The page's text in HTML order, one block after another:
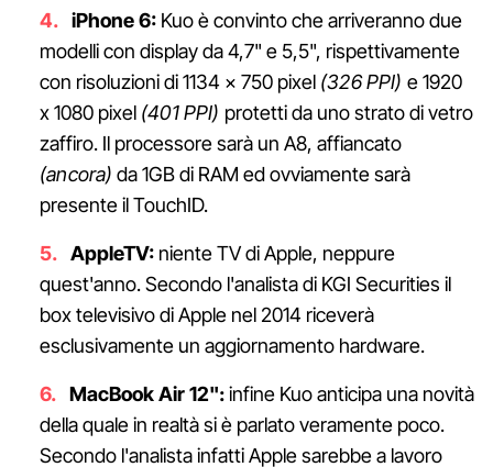
iPhone 6: Kuo è convinto che arriveranno due
modelli con display da 4,7" e 5,5", rispettivamente
con risoluzioni di 1134 x 750 pixel (326 PPI) e 1920
x 1080 pixel (401 PPI) protetti da uno strato di vetro
zaffiro. Il processore sarà un A8, affiancato
(ancora) da 1GB di RAM ed ovviamente sarà
presente il TouchID.
AppleTV: niente TV di Apple, neppure
quest'anno. Secondo l'analista di KGI Securities il
box televisivo di Apple nel 2014 riceverà
esclusivamente un aggiornamento hardware.
MacBook Air 12":infine Kuo anticipa una novità
della quale in realtà si è parlato veramente poco.
Secondo l'analista infatti Apple sarebbe a lavoro